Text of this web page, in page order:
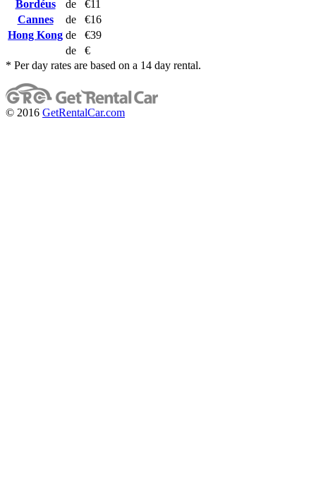
Bordéus
de
€11
Cannes
de
€16
Hong Kong de
€39
de
€
* Per day rates are based on a 14 day rental.
© 2016 GetRentalCar.com